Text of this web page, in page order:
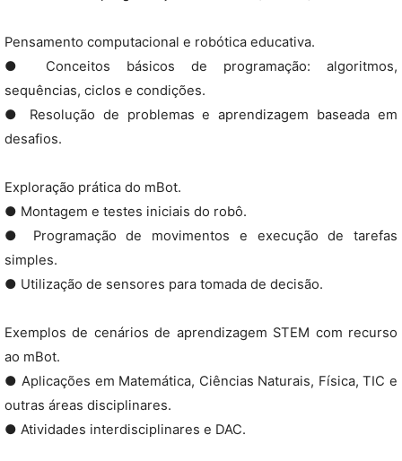
Pensamento computacional e robótica educativa.
● Conceitos básicos de programação: algoritmos,
sequências, ciclos e condições.
● Resolução de problemas e aprendizagem baseada em
desafios.
Exploração prática do mBot.
● Montagem e testes iniciais do robô.
● Programação de movimentos e execução de tarefas
simples.
● Utilização de sensores para tomada de decisão.
Exemplos de cenários de aprendizagem STEM com recurso
ao mBot.
● Aplicações em Matemática, Ciências Naturais, Física, TIC e
outras áreas disciplinares.
● Atividades interdisciplinares e DAC.